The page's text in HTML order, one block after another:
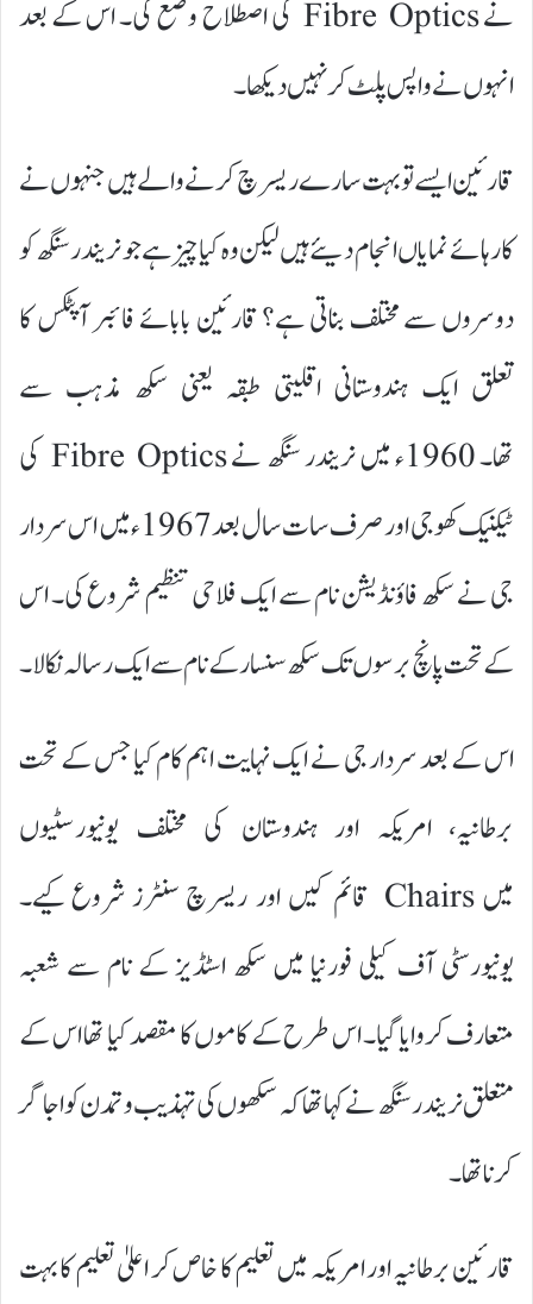
نے Fibre Optics کی اصطلاح وضع کی۔ اس کے بعد
انہوں نے واپس پلٹ کر نہیں دیکھا۔
قارئین ایسے تو بہت سارے ریسرچ کرنے والے ہیں جنہوں نے
کارہائے نمایاں انجام دیئے ہیں لیکن وہ کیا چیز ہے جو نریندر سنگھ کو
دوسروں سے مختلف بناتی ہے؟ قارئین بابائے فائبر آپٹکس کا
تعلق ایک ہندوستانی اقلیتی طبقہ یعنی سکھ مذہب سے
تھا۔ 1960ء میں نریندر سنگھ نے Fibre Optics کی
ٹیکنیک کھوجی اور صرف سات سال بعد 1967ء میں اس سردار
جی نے سکھ فاؤنڈیشن نام سے ایک فلاحی تنظیم شروع کی۔ اس
کے تحت پانچ برسوں تک سکھ سنسار کے نام سے ایک رسالہ نکالا۔
اس کے بعد سردار جی نے ایک نہایت اہم کام کیا جس کے تحت
برطانیہ، امریکہ اور ہندوستان کی مختلف یونیورسٹیوں
میں Chairs قائم کیں اور ریسرچ سنٹرز شروع کیے۔
یونیورسٹی آف کیلی فورنیا میں سکھ اسٹڈیز کے نام سے شعبہ
متعارف کروایا گیا۔ اس طرح کے کاموں کا مقصد کیا تھا اس کے
متعلق نریندر سنگھ نے کہا تھا کہ سکھوں کی تہذیب و تمدن کو اجاگر
کرنا تھا۔
قارئین برطانیہ اور امریکہ میں تعلیم کا خاص کر اعلیٰ تعلیم کا بہت